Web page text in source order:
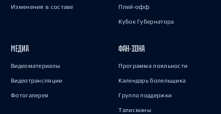
Изменения в составе Плей-офф
Кубок Губернатора
МЕДИА
Видеоматериалы
Видеотрансляции
Фотогалерея
ФАН-ЗОНА
Программа лояльности
Календарь болельщика
Группа поддержки
Талисманы